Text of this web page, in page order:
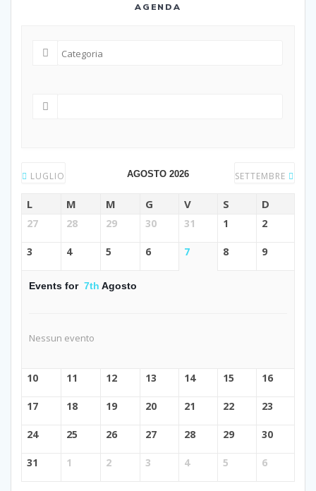
AGENDA
LUGLIO AGOSTO 2026 SETTEMBRE
L M M G V S D
27 28 29 30 31 1 2
3 4 5 6 7 8 9
Events for 7th Agosto
Nessun evento
10 11 12 13 14 15 16
17 18 19 20 21 22 23
24 25 26 27 28 29 30
31 1 2 3 4 5 6